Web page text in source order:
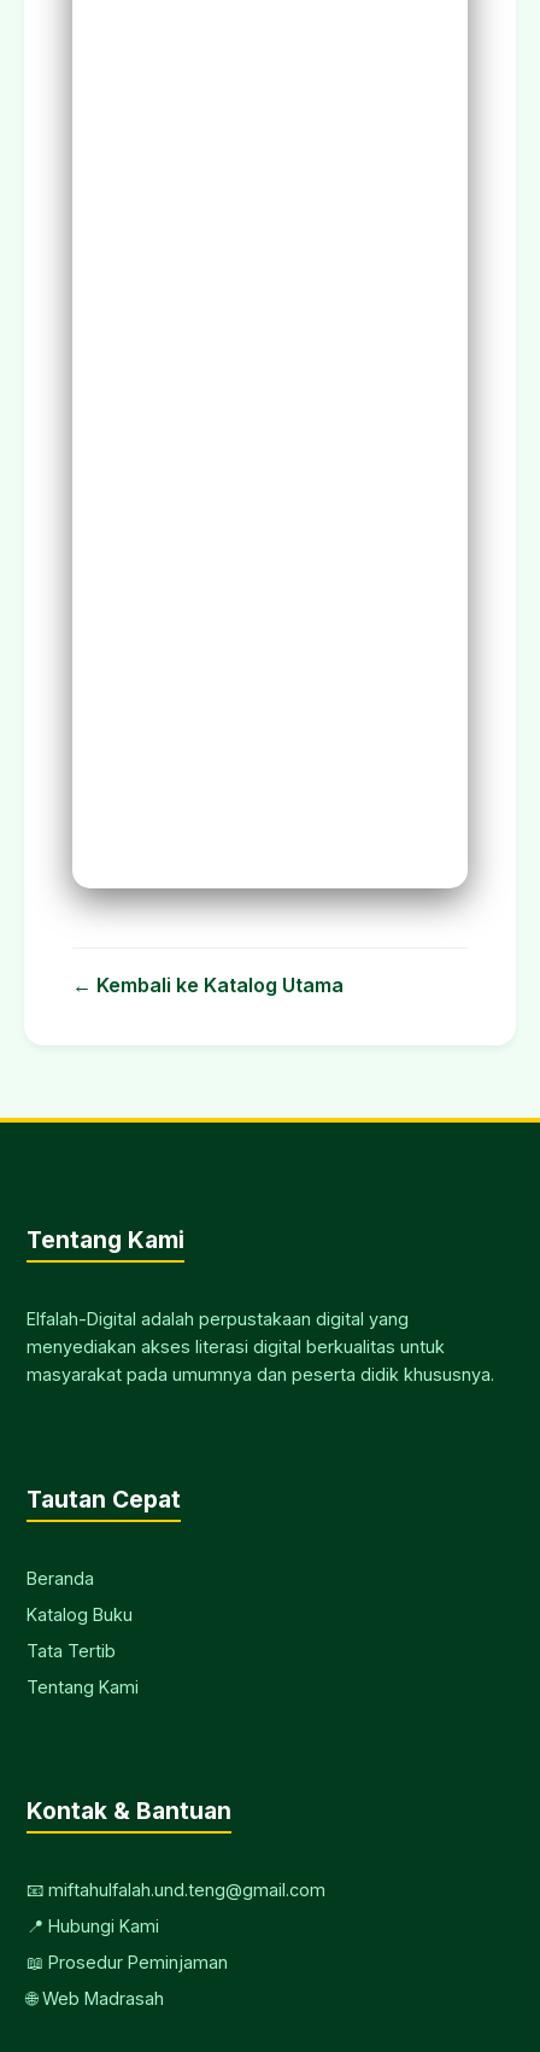
← Kembali ke Katalog Utama
Tentang Kami
Elfalah-Digital adalah perpustakaan digital yang
menyediakan akses literasi digital berkualitas untuk
masyarakat pada umumnya dan peserta didik khususnya.
Tautan Cepat
Beranda
Katalog Buku
Tata Tertib
Tentang Kami
Kontak & Bantuan
📧 miftahulfalah.und.teng@gmail.com
📍 Hubungi Kami
📖 Prosedur Peminjaman
🌐 Web Madrasah